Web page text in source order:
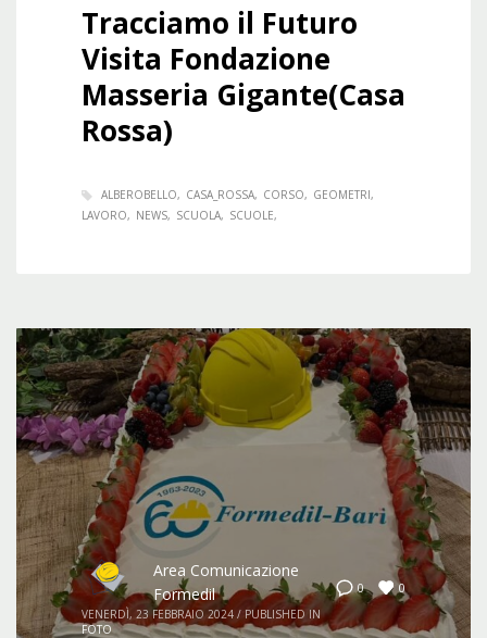
Tracciamo il Futuro
Visita Fondazione
Masseria Gigante(Casa
Rossa)
ALBEROBELLO CASA_ROSSA CORSO
GEOMETRI
LAVORO
NEWS SCUOLA SCUOLE
0 0
Area Comunicazione
Formedil
VENERDÌ, 23 FEBBRAIO 2024 / PUBLISHED IN
FOTO